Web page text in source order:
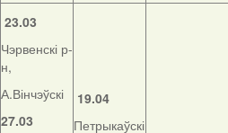
23.03
Чэрвенскі р-
н,
А.Вінчэўскі
27.03
19.04
Петрыкаўскі